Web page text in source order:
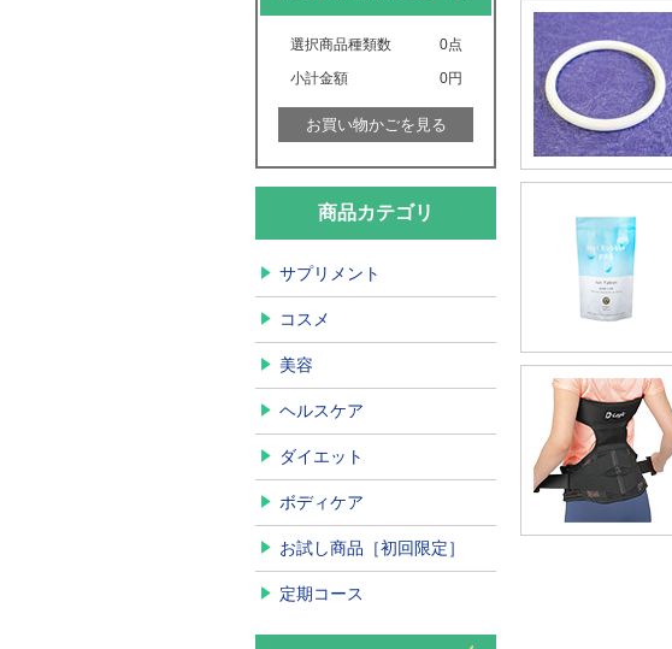
選択商品種類数 0点
小計金額
0円
お買い物かごを見る
商品カテゴリ
サプリメント
コスメ
美容
ヘルスケア
ダイエット
ボディケア
お試し商品［初回限定］
定期コース